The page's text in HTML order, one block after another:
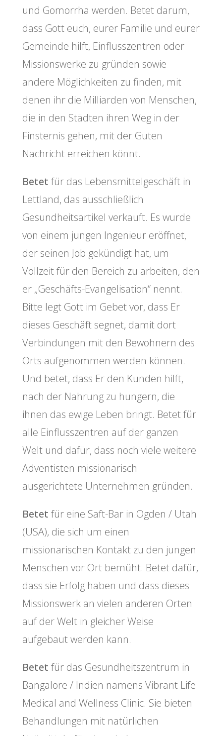
und Gomorrha werden. Betet darum,
dass Gott euch, eurer Familie und eurer
Gemeinde hilft, Einflusszentren oder
Missionswerke zu gründen sowie
andere Möglichkeiten zu finden, mit
denen ihr die Milliarden von Menschen,
die in den Städten ihren Weg in der
Finsternis gehen, mit der Guten
Nachricht erreichen könnt.
Betet für das Lebensmittelgeschäft in
Lettland, das ausschließlich
Gesundheitsartikel verkauft. Es wurde
von einem jungen Ingenieur eröffnet,
der seinen Job gekündigt hat, um
Vollzeit für den Bereich zu arbeiten, den
er „Geschäfts-Evangelisation“ nennt.
Bitte legt Gott im Gebet vor, dass Er
dieses Geschäft segnet, damit dort
Verbindungen mit den Bewohnern des
Orts aufgenommen werden können.
Und betet, dass Er den Kunden hilft,
nach der Nahrung zu hungern, die
ihnen das ewige Leben bringt. Betet für
alle Einflusszentren auf der ganzen
Welt und dafür, dass noch viele weitere
Adventisten missionarisch
ausgerichtete Unternehmen gründen.
Betet für eine Saft-Bar in Ogden / Utah
(USA), die sich um einen
missionarischen Kontakt zu den jungen
Menschen vor Ort bemüht. Betet dafür,
dass sie Erfolg haben und dass dieses
Missionswerk an vielen anderen Orten
auf der Welt in gleicher Weise
aufgebaut werden kann.
Betet für das Gesundheitszentrum in
Bangalore / Indien namens Vibrant Life
Medical and Wellness Clinic. Sie bieten
Behandlungen mit natürlichen